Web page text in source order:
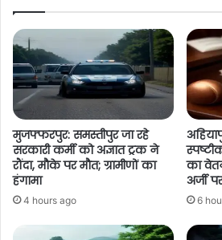
मुजफ्फरपुर: समस्तीपुर जा रहे
सरकारी कर्मी को अज्ञात ट्रक ने
रौंदा, मौके पर मौत; ग्रामीणों का
हंगामा
4 hours ago
का
अर्जी
6